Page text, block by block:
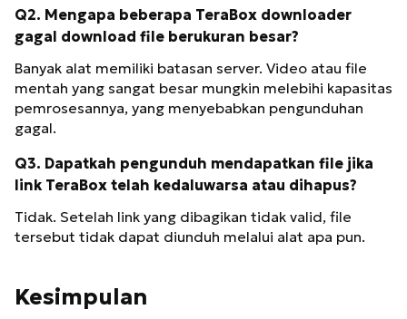
Q2. Mengapa beberapa TeraBox downloader
gagal download file berukuran besar?
Banyak alat memiliki batasan server. Video atau file
mentah yang sangat besar mungkin melebihi kapasitas
pemrosesannya, yang menyebabkan pengunduhan
gagal.
Q3. Dapatkah pengunduh mendapatkan file jika
link TeraBox telah kedaluwarsa atau dihapus?
Tidak. Setelah link yang dibagikan tidak valid, file
tersebut tidak dapat diunduh melalui alat apa pun.
Kesimpulan